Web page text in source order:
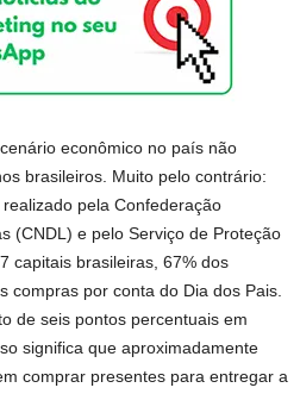
econômico no país não
brasileiros. Muito pelo contrário:
pela Confederação
(CNDL) e pelo Serviço de Proteção
capitais brasileiras, 67% dos
compras por conta do Dia dos Pais.
de seis pontos percentuais em
significa que aproximadamente
comprar presentes para entregar a